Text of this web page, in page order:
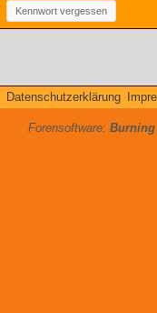
Kennwort vergessen
Datenschutzerklärung
Forensoftware: Burning